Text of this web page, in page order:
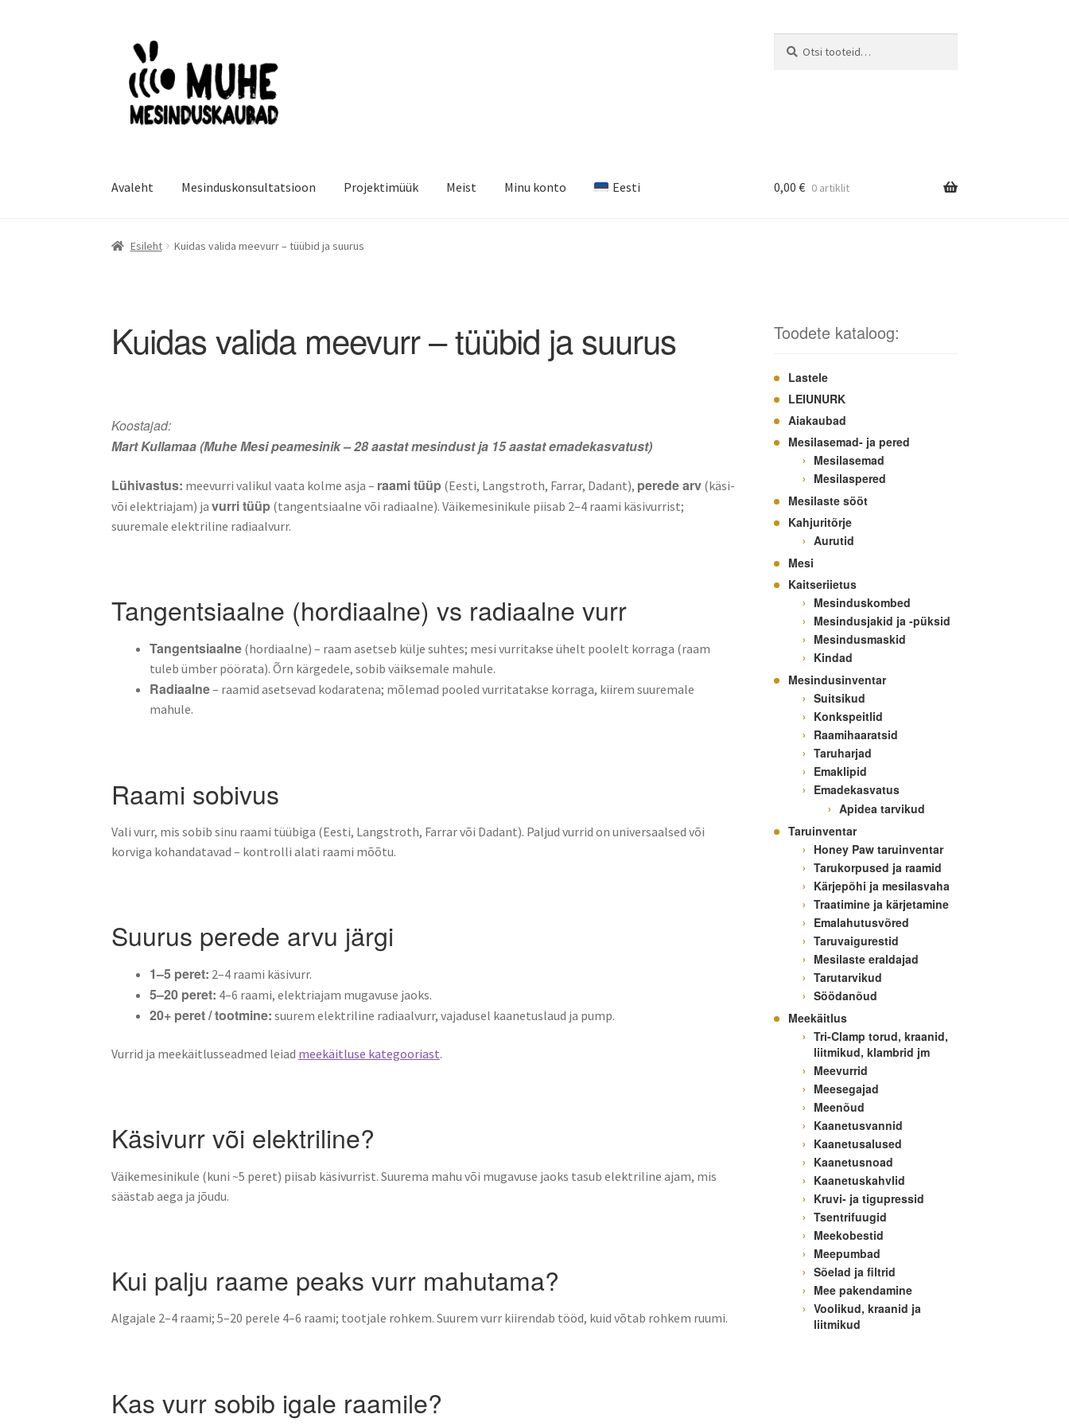
Liigu
navigeerimisele
Liigu
juurde
Avaleht Mesinduskonsultatsioon Projektimüük Meist Minu konto Eesti 0,00 € 0 artiklit
Esileht Kuidas valida meevurr – tüübid ja suurus
Kuidas valida meevurr – tüübid ja suurus
Koostajad:
Mart Kullamaa (Muhe Mesi peamesinik – 28 aastat mesindust ja 15 aastat emadekasvatust)
Lühivastus: meevurri valikul vaata kolme asja – raami tüüp (Eesti, Langstroth, Farrar, Dadant), perede arv (käsi-
või elektriajam) javurri tüüp (tangentsiaalne või radiaalne). Väikemesinikule piisab 2–4 raami käsivurrist;
suuremale elektriline radiaalvurr.
Tangentsiaalne (hordiaalne) vs radiaalne vurr
Tangentsiaalne (hordiaalne) – raam asetseb külje suhtes; mesi vurritakse ühelt poolelt korraga (raam
tuleb ümber pöörata). Õrn kärgedele, sobib väiksemale mahule.
Radiaalne– raamid asetsevad kodaratena; mõlemad pooled vurritatakse korraga, kiirem suuremale
mahule.
Raami sobivus
Vali vurr, mis sobib sinu raami tüübiga (Eesti, Langstroth, Farrar või Dadant). Paljud vurrid on universaalsed või
korviga kohandatavad – kontrolli alati raami mõõtu.
Suurus perede arvu järgi
1–5 peret: 2–4 raami käsivurr.
5–20 peret: 4–6 raami, elektriajam mugavuse jaoks.
20+ peret / tootmine: suurem elektriline radiaalvurr, vajadusel kaanetuslaud ja pump.
Vurrid ja meekäitlusseadmed leiad meekäitluse kategooriast.
Käsivurr või elektriline?
Väikemesinikule (kuni ~5 peret) piisab käsivurrist. Suurema mahu või mugavuse jaoks tasub elektriline ajam, mis
säästab aega ja jõudu.
Kui palju raame peaks vurr mahutama?
Algajale 2–4 raami; 5–20 perele 4–6 raami; tootjale rohkem. Suurem vurr kiirendab tööd, kuid võtab rohkem ruumi.
Kas vurr sobib igale raamile?
Toodete kataloog:
Lastele
LEIUNURK
Aiakaubad
Mesilasemad- ja pered
Mesilasemad
Mesilaspered
Mesilaste sööt
Kahjuritõrje
Aurutid
Mesi
Kaitseriietus
Mesinduskombed
Mesindusjakid ja -püksid
Mesindusmaskid
Kindad
Mesindusinventar
Suitsikud
Konkspeitlid
Raamihaaratsid
Taruharjad
Emaklipid
Emadekasvatus
Apidea tarvikud
Taruinventar
Honey Paw taruinventar
Tarukorpused ja raamid
Kärjepõhi ja mesilasvaha
Traatimine ja kärjetamine
Emalahutusvõred
Taruvaigurestid
Mesilaste eraldajad
Tarutarvikud
Söödanõud
Meekäitlus
Tri-Clamp torud, kraanid,
liitmikud, klambrid jm
Meevurrid
Meesegajad
Meenõud
Kaanetusvannid
Kaanetusalused
Kaanetusnoad
Kaanetuskahvlid
Kruvi- ja tigupressid
Tsentrifuugid
Meekobestid
Meepumbad
Sõelad ja filtrid
Mee pakendamine
Voolikud, kraanid ja
liitmikud